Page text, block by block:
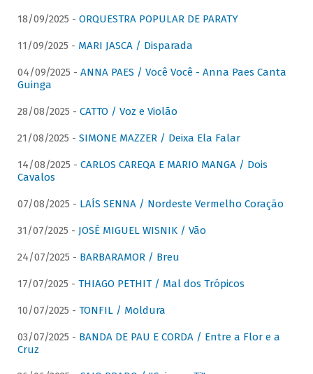
18/09/2025 - ORQUESTRA POPULAR DE PARATY
11/09/2025 - MARI JASCA / Disparada
04/09/2025 - ANNA PAES / Você Você - Anna Paes Canta
Guinga
28/08/2025 - CATTO / Voz e Violão
21/08/2025 - SIMONE MAZZER / Deixa Ela Falar
14/08/2025 - CARLOS CAREQA E MARIO MANGA / Dois
Cavalos
07/08/2025 - LAÍS SENNA / Nordeste Vermelho Coração
31/07/2025 - JOSÉ MIGUEL WISNIK / Vão
24/07/2025 - BARBARAMOR / Breu
17/07/2025 - THIAGO PETHIT / Mal dos Trópicos
10/07/2025 - TONFIL / Moldura
03/07/2025 - BANDA DE PAU E CORDA / Entre a Flor e a
Cruz